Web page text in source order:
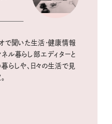
で聞いた生活・健康情報
ネル暮らし部エディターと
らしや、日々の生活で見